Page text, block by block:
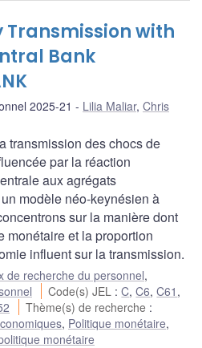
Transmission with
Bank
2025-21 Lilia Maliar, Chris
transmission des chocs de
par la réaction
aux agrégats
modèle néo-keynésien à
sur la manière dont
monétaire et la proportion
influent sur la transmission.
de recherche du personnel,
Code(s) JEL :C,C6,C61 ,
Thème(s) de recherche :
, Politique monétaire,
monétaire